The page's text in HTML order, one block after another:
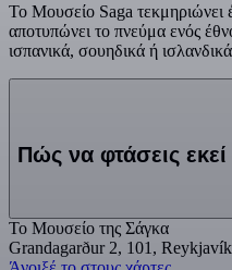
Το Μουσείο Saga τεκμηριώνει
αποτυπώνει το πνεύμα ενός
ισπανικά, σουηδικά ή
Πώς να φτάσεις εκεί
Το Μουσείο της Σάγκα
Grandagarður 2, 101, Reykjavík